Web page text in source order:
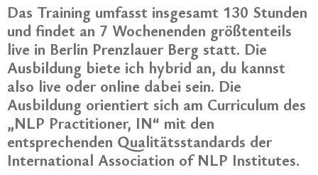
Das Training umfasst insgesamt 130 Stunden
und findet an 7 Wochenenden größtenteils
live in Berlin Prenzlauer Berg statt. Die
Ausbildung biete ich hybrid an, du kannst
also live oder online dabei sein. Die
Ausbildung orientiert sich am Curriculum des
„NLP Practitioner, IN“ mit den
entsprechenden Qualitätsstandards der
International Association of NLP Institutes.